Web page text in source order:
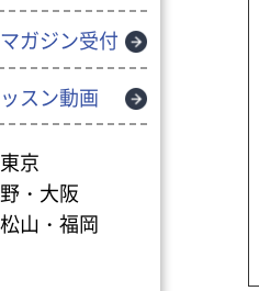
ガジン受付
スン動画
京
・大阪
山・福岡